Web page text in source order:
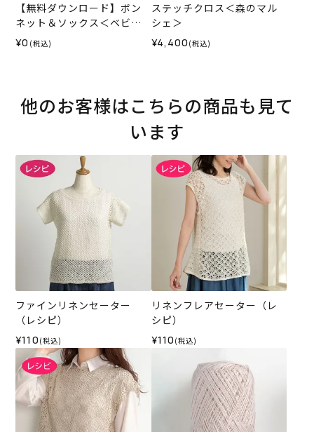
【無料ダウンロード】ボン
ネット＆ソックス＜ベビー
パレット＞（レシピ）
¥0 (税込)
ステッチクロス＜森のマル
シェ＞
¥4,400 (税込)
他のお客様はこちらの商品も見て
います
ファインリネンセーター
（レシピ）
¥110 (税込)
リネンフレアセーター（レ
シピ）
¥110 (税込)